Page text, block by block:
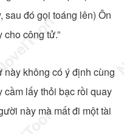
sau đó gọi toáng lên) Ôn
công tử.”
này không có ý định cùng
lấy thỏi bạc rồi quay
này mà mất đi một tài